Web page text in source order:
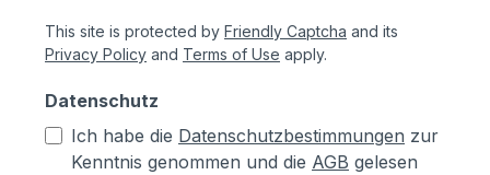
This site is protected by Friendly Captcha and its
Privacy Policy and Terms of Use apply.
Datenschutz
Ich habe die Datenschutzbestimmungen zur
Kenntnis genommen und die AGB gelesen